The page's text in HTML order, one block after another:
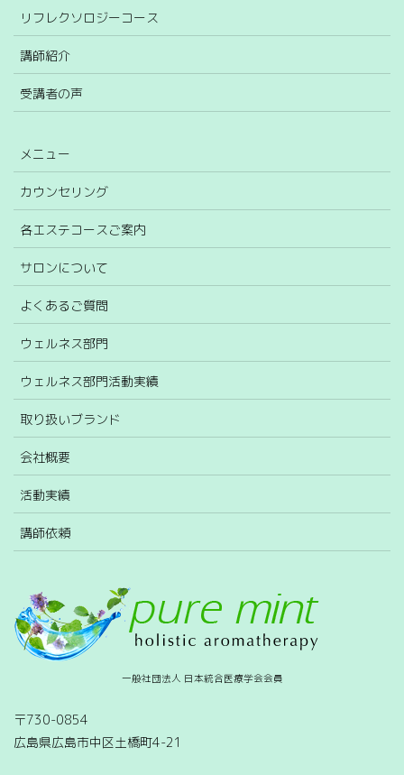
リフレクソロジーコース
講師紹介
受講者の声
メニュー
カウンセリング
各エステコースご案内
サロンについて
よくあるご質問
ウェルネス部門
ウェルネス部門活動実績
取り扱いブランド
会社概要
活動実績
講師依頼
一般社団法人 日本統合医療学会会員
〒730-0854
広島県広島市中区土橋町4-21